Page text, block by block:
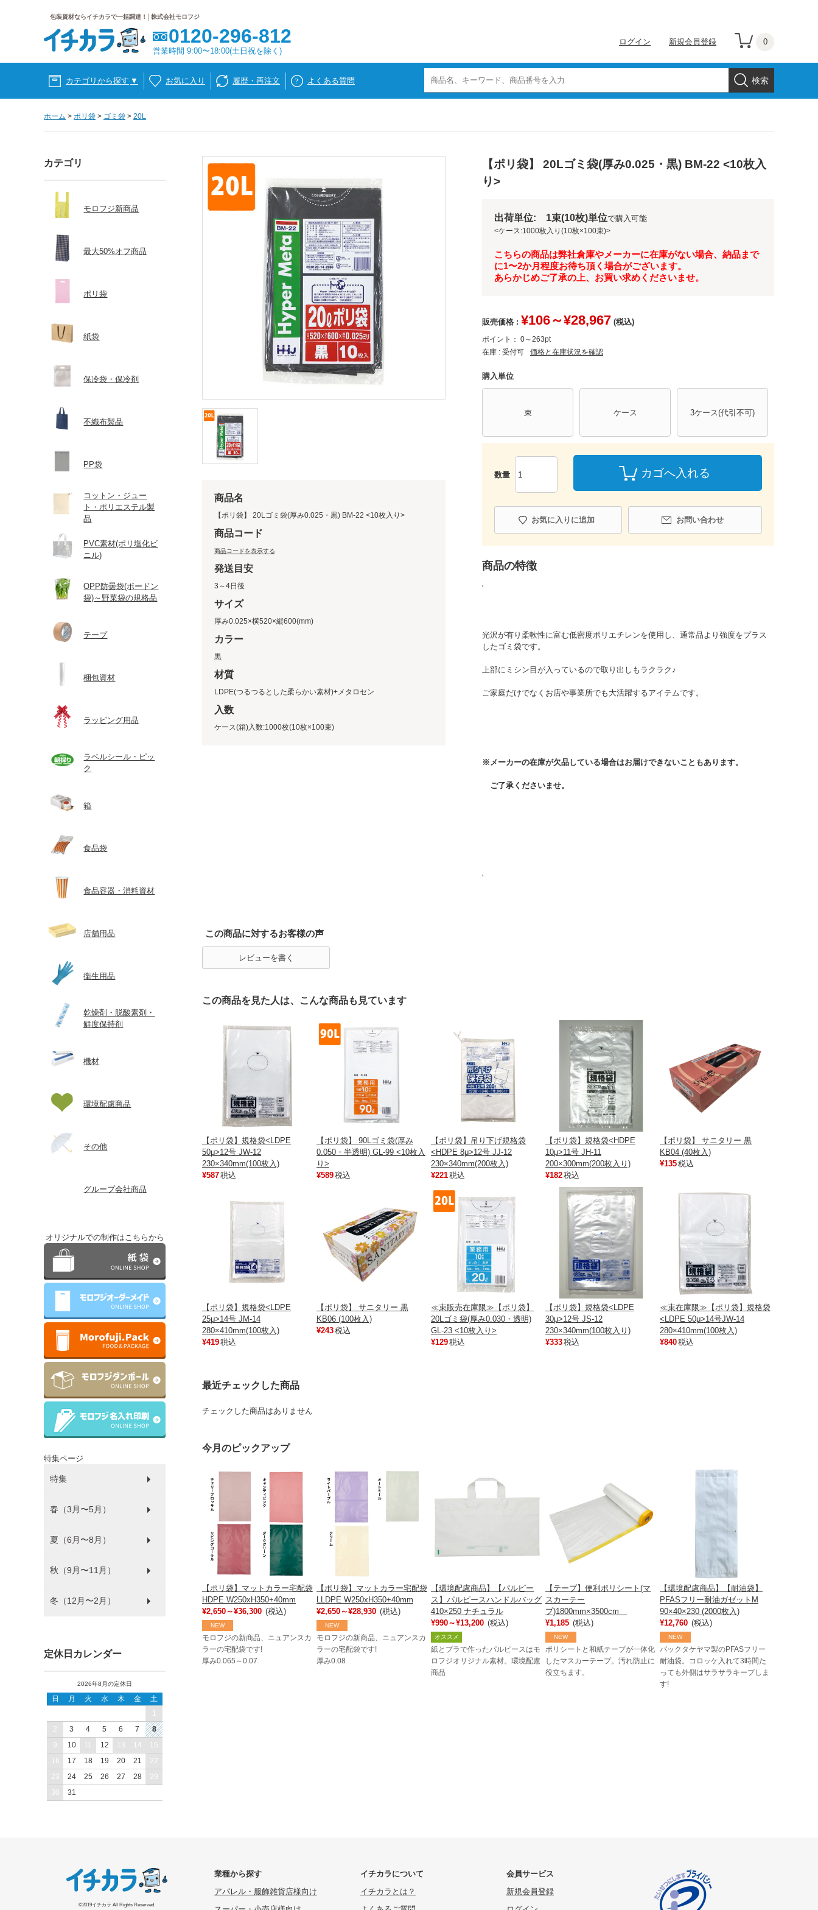
包装資材ならイチカラで一括調達！│株式会社モロフジ
0120-296-812
営業時間 9:00〜18:00(土日祝を除く)
ログイン 新規会員登録 0
カテゴリから探す ▼ お気に入り 履歴・再注文 よくある質問
ホーム > ポリ袋 > ゴミ袋 > 20L
カテゴリ
モロフジ新商品
最大50%オフ商品
ポリ袋
紙袋
保冷袋・保冷剤
不織布製品
PP袋
コットン・ジュー
ト・ポリエステル製
品
PVC素材(ポリ塩化ビ
ニル)
OPP防曇袋(ボードン
袋)～野菜袋の規格品
テープ
梱包資材
ラッピング用品
ラベルシール・ピッ
ク
箱
食品袋
食品容器・消耗資材
店舗用品
衛生用品
乾燥剤・脱酸素剤・
鮮度保持剤
機材
環境配慮商品
その他
グループ会社商品
オリジナルでの制作はこちらから
特集ページ
特集
ラッピング
パルピース
マチサイズ順
プラコップ
環境にやさしい商品
衛生・感染防止対策商品
薄肉化コストダウン
春（3月〜5月）
夏（6月〜8月）
フードフェス
秋（9月〜11月）
ハロウィン
冬（12月〜2月）
クリスマス
年末年始
バレンタイン・ホワイトデー
定休日カレンダー
2026年8月の定休日
日 月 火 水 木 金
土
2 3 4 5 6 7 8
9 10 12 13 14 15
16 17 18 19 20 21 22
23 24 25 26 27 28 29
30 31
商品名
【ポリ袋】 20Lゴミ袋(厚み0.025・黒) BM-22 <10枚入り>
商品コード
商品コードを表示する
発送目安
3～4日後
サイズ
厚み0.025×横520×縦600(mm)
カラー
黒
材質
LDPE(つるつるとした柔らかい素材)+メタロセン
入数
ケース(箱)入数:1000枚(10枚×100束)
【ポリ袋】 20Lゴミ袋(厚み0.025・黒) BM-22 <10枚入
り>
出荷単位: 1束(10枚)単位で購入可能
<ケース:1000枚入り(10枚×100束)>
こちらの商品は弊社倉庫やメーカーに在庫がない場合、納品まで
に1〜2か月程度お待ち頂く場合がございます。
あらかじめご了承の上、お買い求めくださいませ。
販売価格 : ¥106～¥28,967 (税込)
ポイント： 0～263pt
在庫 : 受付可 価格と在庫状況を確認
購入単位
束 ケース 3ケース(代引不可)
数量 カゴへ入れる
お気に入りに追加 お問い合わせ
商品の特徴
'
光沢が有り柔軟性に富む低密度ポリエチレンを使用し、通常品より強度をプラス
したゴミ袋です。
上部にミシン目が入っているので取り出しもラクラク♪
ご家庭だけでなくお店や事業所でも大活躍するアイテムです。
※メーカーの在庫が欠品している場合はお届けできないこともあります。
ご了承くださいませ。
'
この商品に対するお客様の声
レビューを書く
この商品を見た人は、こんな商品も見ています
【ポリ袋】規格袋<LDPE
50μ>12号 JW-12
230×340mm(100枚入)
¥587税込
【ポリ袋】 90Lゴミ袋(厚み
0.050・半透明) GL-99 <10枚入
り>
¥589税込
【ポリ袋】吊り下げ規格袋
<HDPE 8μ>12号 JJ-12
230×340mm(200枚入)
¥221税込
【ポリ袋】規格袋<HDPE
10μ>11号 JH-11
200×300mm(200枚入り)
¥182税込
【ポリ袋】 サニタリー 黒
KB04 (40枚入)
¥135税込
【ポリ袋】規格袋<LDPE
25μ>14号 JM-14
280×410mm(100枚入)
¥419税込
【ポリ袋】 サニタリー 黒
KB06 (100枚入)
¥243税込
≪束販売在庫限≫【ポリ袋】
20Lゴミ袋(厚み0.030・透明)
GL-23 <10枚入り>
¥129税込
【ポリ袋】規格袋<LDPE
30μ>12号 JS-12
230×340mm(100枚入り)
¥333税込
≪束在庫限≫【ポリ袋】規格袋
<LDPE 50μ>14号JW-14
280×410mm(100枚入)
¥840税込
最近チェックした商品
チェックした商品はありません
今月のピックアップ
【ポリ袋】マットカラー宅配袋
HDPE W250xH350+40mm
¥2,650～¥36,300 (税込)
NEW
モロフジの新商品、ニュアンスカ
ラーの宅配袋です!
厚み0.065～0.07
【ポリ袋】マットカラー宅配袋
LLDPE W250xH350+40mm
¥2,650～¥28,930 (税込)
NEW
モロフジの新商品、ニュアンスカ
ラーの宅配袋です!
厚み0.08
【環境配慮商品】【パルピー
ス】パルピースハンドルバッグ
410×250 ナチュラル
¥990～¥13,200 (税込)
オススメ
紙とプラで作ったパルピースはモ
ロフジオリジナル素材。環境配慮
商品
【テープ】便利ポリシート(マ
スカーテー
プ)1800mm×3500cm
¥1,185 (税込)
NEW
ポリシートと和紙テープが一体化
したマスカーテープ。汚れ防止に
役立ちます。
【環境配慮商品】【耐油袋】
PFASフリー耐油ガゼットM
90×40×230 (2000枚入)
¥12,760 (税込)
NEW
パックタケヤマ製のPFASフリー
耐油袋。コロッケ入れて3時間た
っても外側はサラサラキープしま
す!
©2019イチカラ All Rights Reserved.
業種から探す
アパレル・服飾雑貨店様向け
イチカラについて
イチカラとは？
会員サービス
新規会員登録